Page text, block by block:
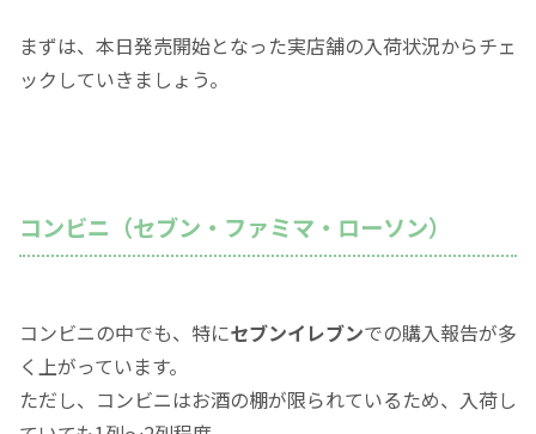
まずは、本日発売開始となった実店舗の入荷状況からチェ
ックしていきましょう。
コンビニ（セブン・ファミマ・ローソン）
コンビニの中でも、特にセブンイレブンでの購入報告が多
く上がっています。
ただし、コンビニはお酒の棚が限られているため、入荷し